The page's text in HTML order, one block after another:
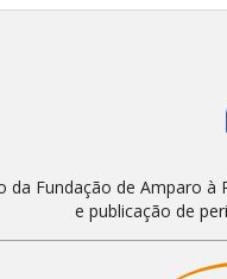
Fundação de Amparo à
e publicação de